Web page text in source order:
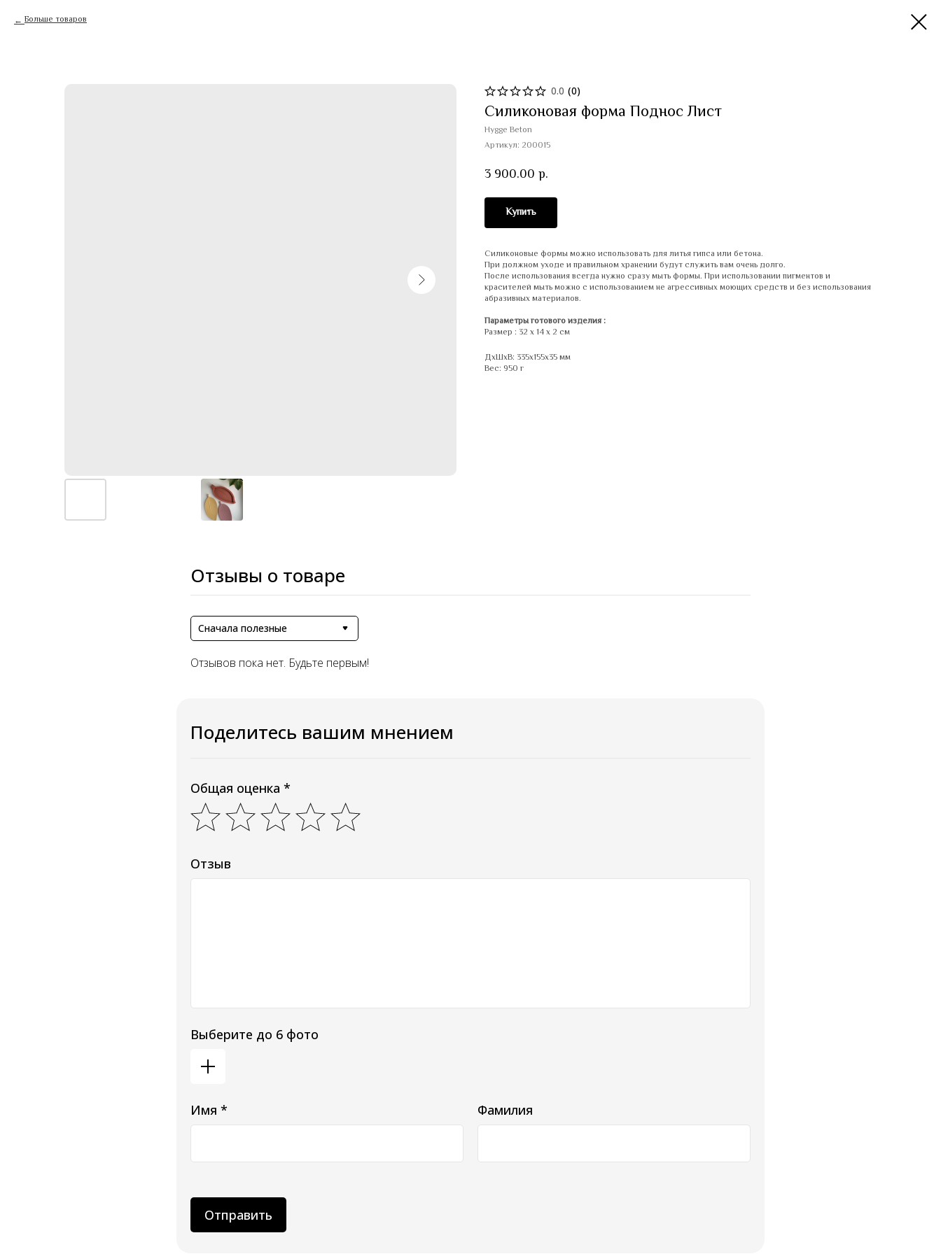
Больше товаров
0.0 (0)
Силиконовая форма Поднос Лист
Hygge Beton
Артикул: 200015
3 900.00 р.
Купить
Силиконовые формы можно использовать для литья гипса или бетона.
При должном уходе и правильном хранении будут служить вам очень долго.
После использования всегда нужно сразу мыть формы. При использовании пигментов и
красителей мыть можно с использованием не агрессивных моющих средств и без использования
абразивных материалов.
Параметры готового изделия :
Размер : 32 х 14 х 2 см
ДxШxВ: 335x155x35 мм
Вес: 950 г
Отзывы о товаре
Сначала полезные
Отзывов пока нет. Будьте первым!
Поделитесь вашим мнением
Общая оценка *
Отзыв
Выберите до 6 фото
Имя * Фамилия
Отправить